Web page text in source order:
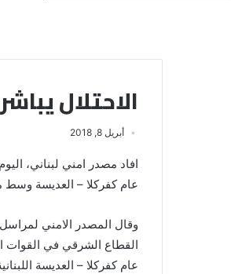
الاحتلال
أبريل 8, 2018
افاد مصدر امني لبناني،
عام كفركلا – العديسة وسط
وقال المصدر الامني لمراسل
القطاع الشرقي في القوات
عام كفركلا – العديسة